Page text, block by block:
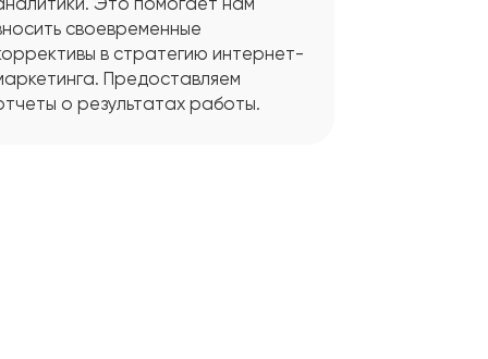
Это помогает нам
своевременные
в стратегию интернет-
Предоставляем
о результатах работы.